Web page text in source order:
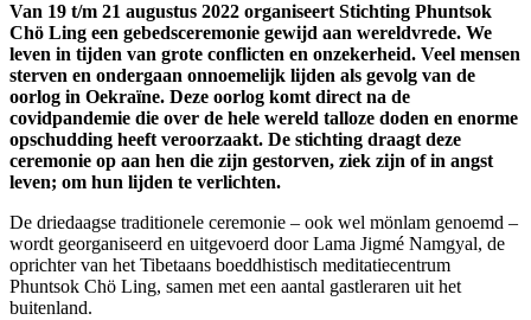
Van 19 t/m 21 augustus 2022 organiseert Stichting Phuntsok
Chö Ling een gebedsceremonie gewijd aan wereldvrede. We
leven in tijden van grote conflicten en onzekerheid. Veel mensen
sterven en ondergaan onnoemelijk lijden als gevolg van de
oorlog in Oekraïne. Deze oorlog komt direct na de
covidpandemie die over de hele wereld talloze doden en enorme
opschudding heeft veroorzaakt. De stichting draagt deze
ceremonie op aan hen die zijn gestorven, ziek zijn of in angst
leven; om hun lijden te verlichten.
De driedaagse traditionele ceremonie – ook wel mönlam genoemd –
wordt georganiseerd en uitgevoerd door Lama Jigmé Namgyal, de
oprichter van het Tibetaans boeddhistisch meditatiecentrum
Phuntsok Chö Ling, samen met een aantal gastleraren uit het
buitenland.